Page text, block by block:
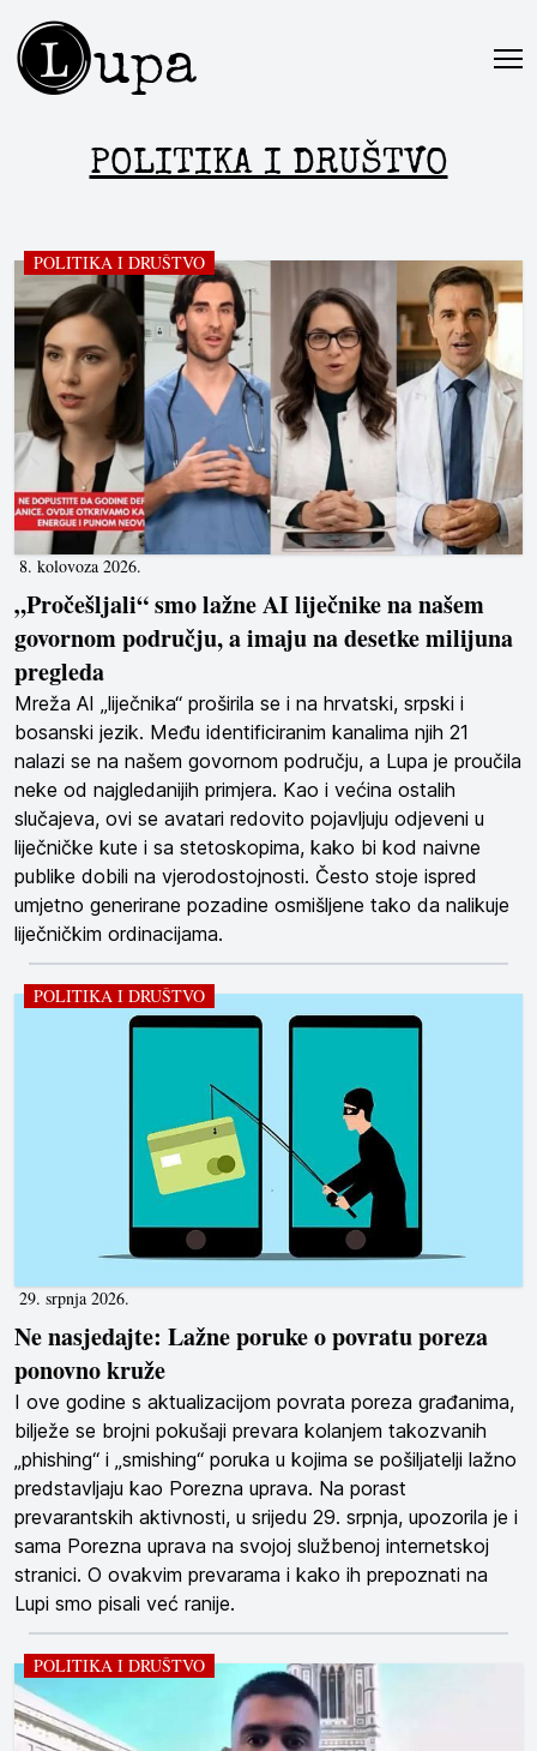
Lupa
POLITIKA I DRUŠTVO
8. kolovoza 2026.
POLITIKA I DRUŠTVO
„Pročešljali“ smo lažne AI liječnike na našem
govornom području, a imaju na desetke milijuna
pregleda
Mreža AI „liječnika“ proširila se i na hrvatski, srpski i
bosanski jezik. Među identificiranim kanalima njih 21
nalazi se na našem govornom području, a Lupa je proučila
neke od najgledanijih primjera. Kao i većina ostalih
slučajeva, ovi se avatari redovito pojavljuju odjeveni u
liječničke kute i sa stetoskopima, kako bi kod naivne
publike dobili na vjerodostojnosti. Često stoje ispred
umjetno generirane pozadine osmišljene tako da nalikuje
liječničkim ordinacijama.
29. srpnja 2026.
POLITIKA I DRUŠTVO
Ne nasjedajte: Lažne poruke o povratu poreza
ponovno kruže
I ove godine s aktualizacijom povrata poreza građanima,
bilježe se brojni pokušaji prevara kolanjem takozvanih
„phishing“ i „smishing“ poruka u kojima se pošiljatelji lažno
predstavljaju kao Porezna uprava. Na porast
prevarantskih aktivnosti, u srijedu 29. srpnja, upozorila je i
sama Porezna uprava na svojoj službenoj internetskoj
stranici. O ovakvim prevarama i kako ih prepoznati na
Lupi smo pisali već ranije.
POLITIKA I DRUŠTVO